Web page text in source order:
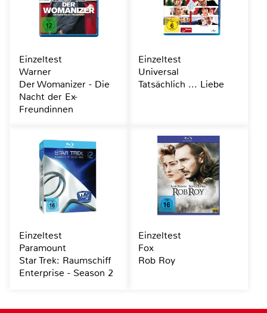
Einzeltest
Warner
Der Womanizer - Die
Nacht der Ex-
Freundinnen
Einzeltest
Universal
Tatsächlich ... Liebe
Einzeltest
Paramount
Star Trek: Raumschiff
Enterprise - Season 2
Einzeltest
Fox
Rob Roy